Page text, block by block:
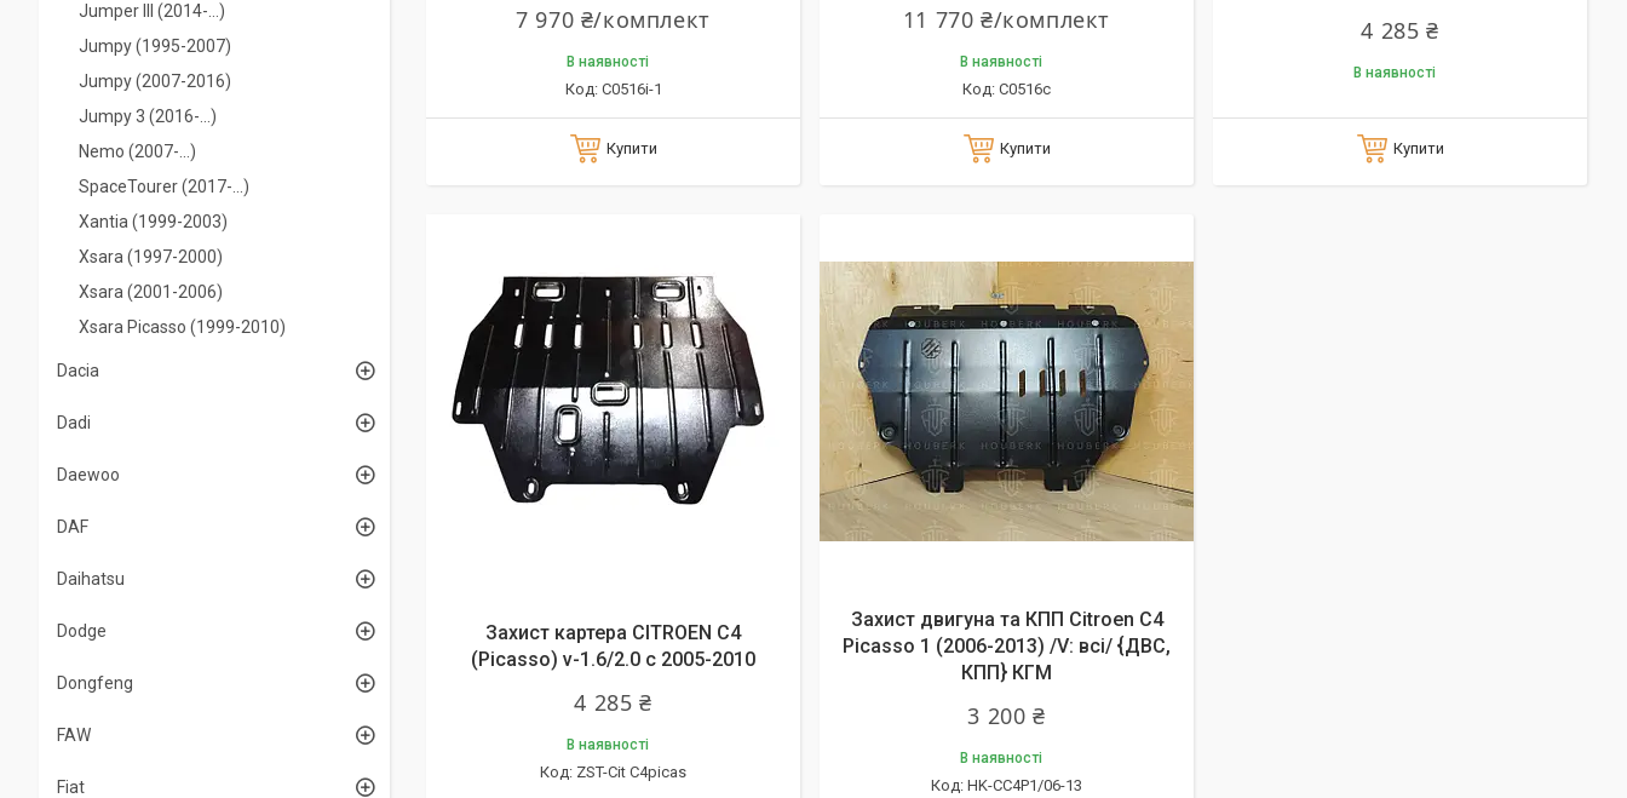
7 970 ₴/комплект
В наявності
C0516i-1
Купити
11 770 ₴/комплект
В наявності
C0516c
Купити
4 285 ₴
В наявності
Купити
Захист картера CITROEN C4
(Picasso) v-1.6/2.0 с 2005-2010
4 285 ₴
В наявності
ZST-Cit C4picas
Захист двигуна та КПП Citroen C4
Picasso 1 (2006-2013) /V: всі/ {ДВС,
КПП} КГМ
3 200 ₴
В наявності
HK-CC4P1/06-13
Jumper IIІ (2014-...)
Jumpy (1995-2007)
Jumpy (2007-2016)
Jumpy 3 (2016-...)
Nemo (2007-...)
SpaceTourer (2017-...)
Xantia (1999-2003)
Xsara (1997-2000)
Xsara (2001-2006)
Xsara Picasso (1999-2010)
Dacia
Dadi
Daewoo
DAF
Daihatsu
Dodge
Dongfeng
FAW
Fiat